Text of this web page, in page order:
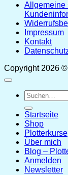
Allgemeine
Impressum
Kontakt
Copyright 2026 ©
Suchen
nach:
Startseite
Shop
Plotterkurse
Über mich
Blog –
Anmelden
Newsletter